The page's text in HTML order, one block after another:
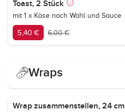
Toast, 2 Stück
mit 1 x Käse nach Wahl und Sauce
5,40 € 6,00 €
Wraps
Wrap zusammenstellen, 24 cm